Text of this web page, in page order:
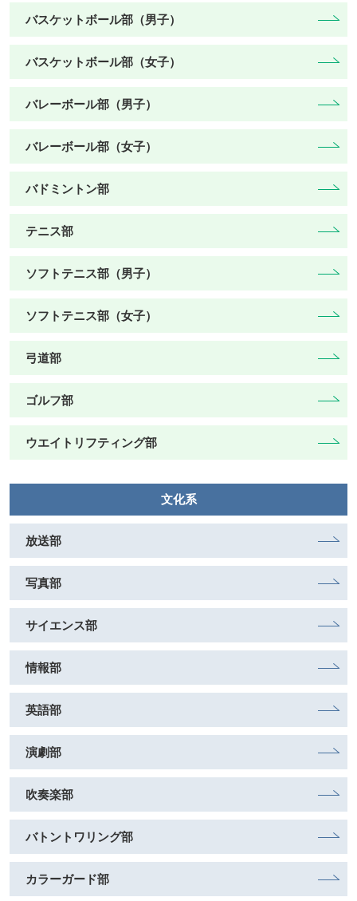
バスケットボール部（男子）
バスケットボール部（女子）
バレーボール部（男子）
バレーボール部（女子）
バドミントン部
テニス部
ソフトテニス部（男子）
ソフトテニス部（女子）
弓道部
ゴルフ部
ウエイトリフティング部
文化系
放送部
写真部
サイエンス部
情報部
英語部
演劇部
吹奏楽部
バトントワリング部
カラーガード部